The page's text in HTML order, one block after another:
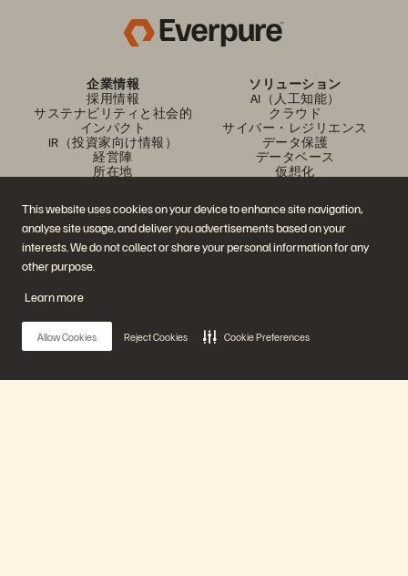
This website uses cookies on your device to enhance site navigation,
analyse site usage, and deliver you advertisements based on your
interests. We do not collect or share your personal information for any
other purpose.
Learn more
Allow Cookies Reject Cookies Cookie Preferences
企業情報
採用情報
サステナビリティと社会的
インパクト
IR（投資家向け情報）
経営陣
所在地
ソリューション
AI（人工知能）
クラウド
サイバー・レジリエンス
データ保護
データベース
仮想化
プラットフォームと製品
エンタープライズ・デー
タ・クラウド
Evergreen//One
FlashBlade
リアルタイムのエンタープ
ライズ・ファイル
パートナー
パートナー概要
Partner Central